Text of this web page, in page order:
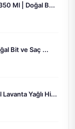
Ml | Doğal B...
Bit ve Saç ...
Yağlı Hi...